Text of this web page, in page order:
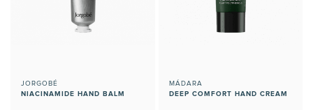
JORGOBÉ
NIACINAMIDE HAND BALM
MÁDARA
DEEP COMFORT HAND CREAM